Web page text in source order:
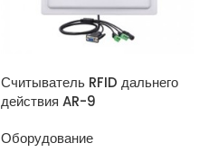
Считыватель RFID дальнего
действия AR-9
Оборудование